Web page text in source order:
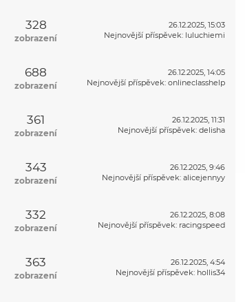
328
zobrazení
26.12.2025, 15:03
Nejnovější příspěvek: luluchiemi
688
zobrazení
26.12.2025, 14:05
Nejnovější příspěvek:onlineclasshelp
361
zobrazení
26.12.2025, 11:31
Nejnovější příspěvek:delisha
343
zobrazení
26.12.2025, 9:46
Nejnovější příspěvek:alicejennyy
332
zobrazení
26.12.2025, 8:08
Nejnovější příspěvek: racingspeed
363
zobrazení
26.12.2025, 4:54
Nejnovější příspěvek: hollis34